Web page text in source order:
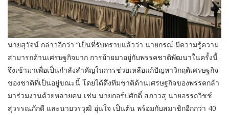
นายสุวัจน์ กล่าวอีกว่า “เป็นที่รับทราบแล้วว่า นายกรณ์ มีความรู้ความ
สามารถด้านเศรษฐกิจมาก การย้ายมาอยู่กับพรรคชาติพัฒนาในครั้งนี้
จึงเข้ามาเพื่อเป็นกำลังสำคัญในการช่วยเหลือแก้ปัญหาวิกฤติเศรษฐกิจ
ของชาติที่เป็นอยู่ขณะนี้ โดยได้ดึงทีมชาติด้านเศรษฐกิจของพรรคกล้า
มาร่วมงานด้วยหลายคน เช่น นายกอร์ปศักดิ์ สภาวสุ นายอรรถวิชช์
สุวรรณภักดี และนายวรวุฒิ อุ่นใจ เป็นต้น พร้อมกับสมาชิกอีกกว่า 40